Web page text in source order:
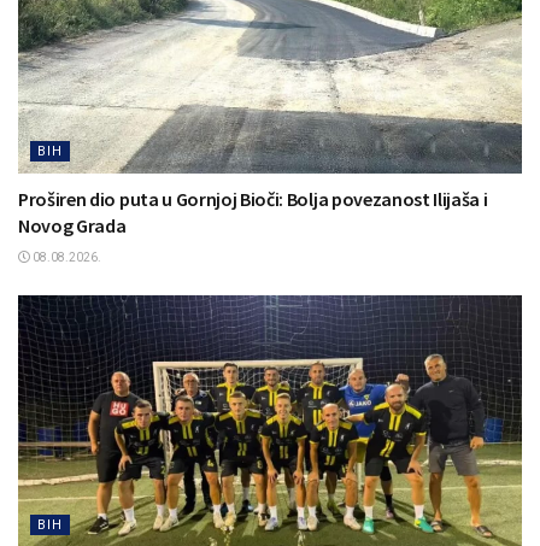
BIH
Proširen dio puta u Gornjoj Bioči: Bolja povezanost Ilijaša i
Novog Grada
08.08.2026.
BIH